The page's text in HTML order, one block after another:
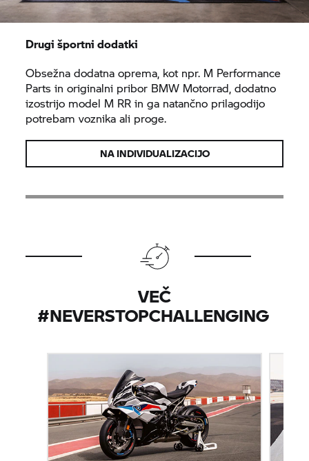
Drugi športni dodatki
Obsežna dodatna oprema, kot npr. M Performance
Parts in originalni pribor BMW Motorrad, dodatno
izostrijo model M RR in ga natančno prilagodijo
potrebam voznika ali proge.
NA INDIVIDUALIZACIJO
VEČ
#NEVERSTOPCHALLENGING